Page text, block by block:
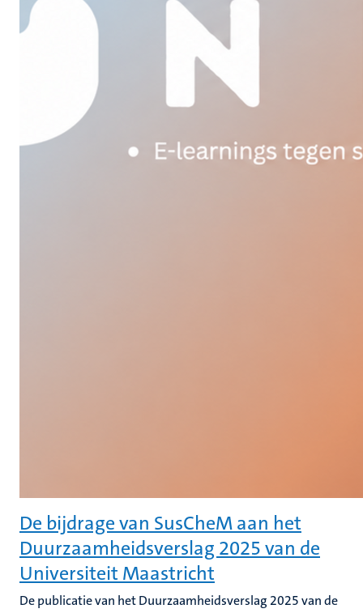
De bijdrage van SusCheM aan het
Duurzaamheidsverslag 2025 van de
Universiteit Maastricht
De publicatie van het Duurzaamheidsverslag 2025 van de